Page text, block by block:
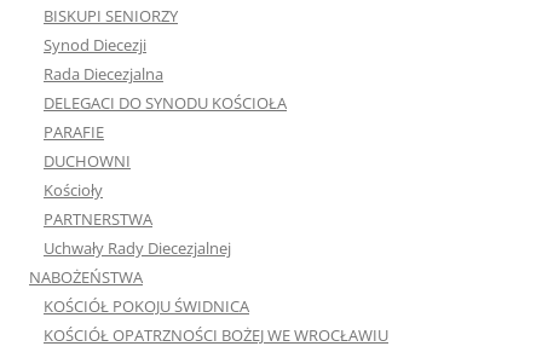
BISKUPI SENIORZY
Synod Diecezji
Rada Diecezjalna
DELEGACI DO SYNODU KOŚCIOŁA
PARAFIE
DUCHOWNI
Kościoły
PARTNERSTWA
Uchwały Rady Diecezjalnej
NABOŻEŃSTWA
KOŚCIÓŁ POKOJU ŚWIDNICA
KOŚCIÓŁ OPATRZNOŚCI BOŻEJ WE WROCŁAWIU